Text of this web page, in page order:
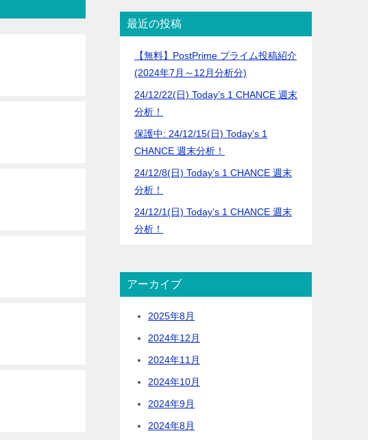
最近の投稿
【無料】PostPrime プライム投稿紹介
(2024年7月～12月分析分)
24/12/22(日) Today’s 1 CHANCE 週末
分析！
保護中: 24/12/15(日) Today’s 1
CHANCE 週末分析！
24/12/8(日) Today’s 1 CHANCE 週末
分析！
24/12/1(日) Today’s 1 CHANCE 週末
分析！
アーカイブ
2025年8月
2024年12月
2024年11月
2024年10月
2024年9月
2024年8月